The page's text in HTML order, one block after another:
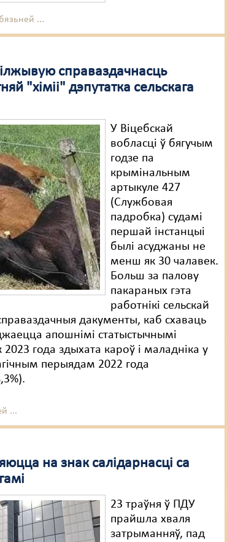
...
справаздачнасць
"хіміі" дэпутатка сельскага
У Віцебскай
вобласці ў бягучым
годзе па
крымінальным
артыкуле 427
(Службовая
падробка) судамі
першай інстанцыі
былі асуджаны не
менш як 30 чалавек.
Больш за палову
пакараных гэта
работнікі сельскай
дакументы, каб схаваць
апошнімі статыстычнымі
2023 года здыхата кароў і маладніка у
перыядам 2022 года
...
на знак салідарнасці са
23 траўня ў ПДУ
прайшла хваля
затрыманняў, пад